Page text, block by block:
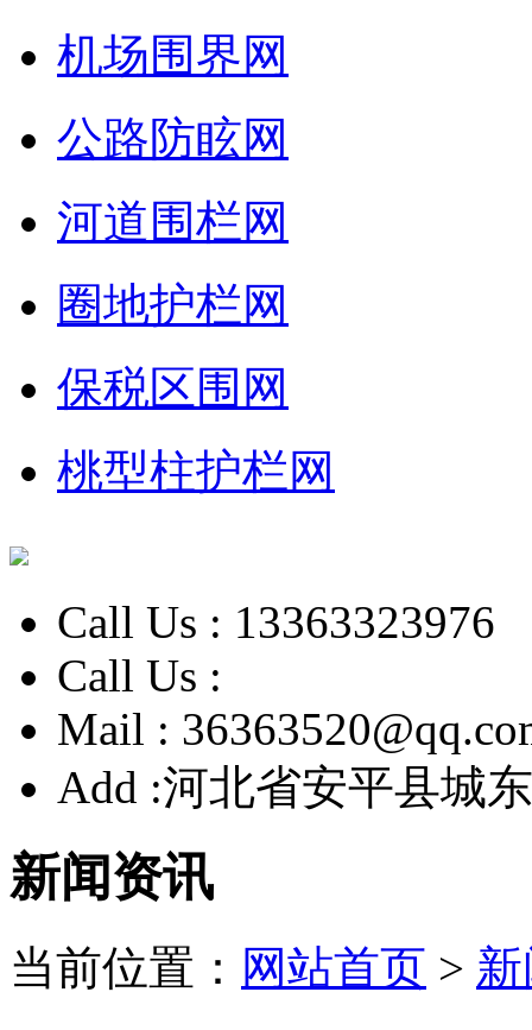
机场围界网
公路防眩网
河道围栏网
圈地护栏网
保税区围网
桃型柱护栏网
Call Us : 13363323976
Call Us :
Mail :
Add :河北省安平县城
新闻资讯
当前位置： 网站首页 >